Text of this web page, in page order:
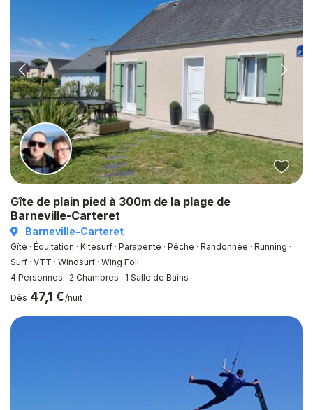
Gîte de plain pied à 300m de la plage de
Barneville-Carteret
Barneville-Carteret
Gîte · Équitation · Kitesurf · Parapente · Pêche · Randonnée · Running ·
Surf · VTT · Windsurf · Wing Foil
4 Personnes · 2 Chambres · 1 Salle de Bains
Dès 47,1 €/nuit